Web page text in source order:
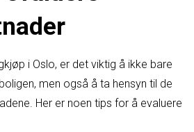
i Oslo, er det viktig å ikke bare
men også å ta hensyn til de
Her er noen tips for å evaluere